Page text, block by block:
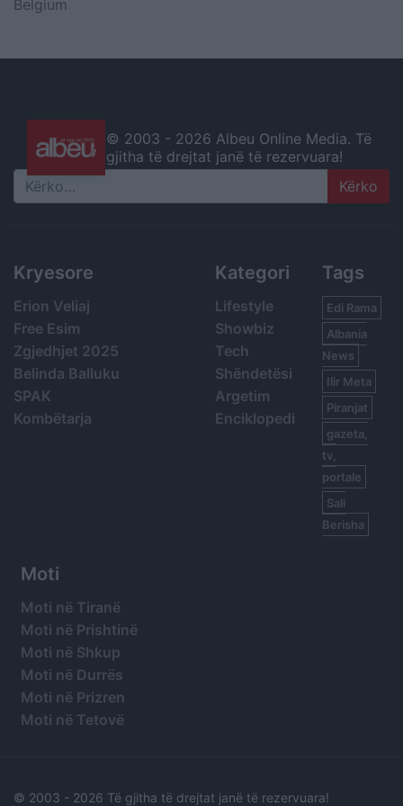
Belgium
© 2003 - 2026 Albeu Online Media. Të
gjitha të drejtat janë të rezervuara!
Search
Kryesore
Erion Veliaj
Free Esim
Zgjedhjet 2025
Belinda Balluku
SPAK
Kombëtarja
Kategori
Lifestyle
Showbiz
Tech
Shëndetësi
Argetim
Enciklopedi
Tags
Edi Rama
Albania
News
Ilir Meta
Piranjat
gazeta,
tv,
portale
Sali
Berisha
Moti
Moti në Tiranë
Moti në Prishtinë
Moti në Shkup
Moti në Durrës
Moti në Prizren
Moti në Tetovë
© 2003 - 2026 Të gjitha të drejtat janë të rezervuara!